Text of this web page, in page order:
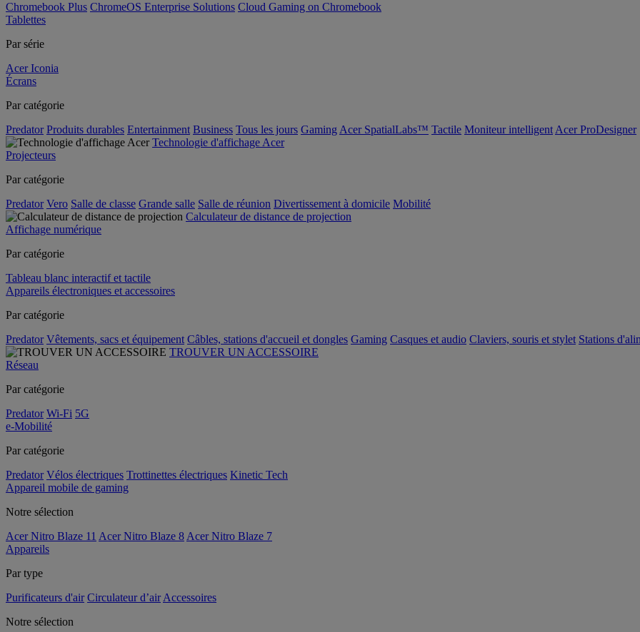
Chromebook Plus ChromeOS Enterprise Solutions Cloud Gaming on Chromebook
Tablettes
Par série
Acer Iconia
Écrans
Par catégorie
Predator Produits durables Entertainment Business Tous les jours Gaming Acer SpatialLabs™ Tactile Moniteur intelligent Acer ProDesigner
Technologie d'affichage Acer
Projecteurs
Par catégorie
Predator Vero Salle de classe Grande salle Salle de réunion Divertissement à domicile Mobilité
Calculateur de distance de projection
Affichage numérique
Par catégorie
Tableau blanc interactif et tactile
Appareils électroniques et accessoires
Par catégorie
Predator Vêtements, sacs et équipement Câbles, stations d'accueil et dongles Gaming Casques et audio Claviers, souris et stylet Stations
TROUVER UN ACCESSOIRE
Réseau
Par catégorie
Predator Wi-Fi 5G
e-Mobilité
Par catégorie
Predator Vélos électriques Trottinettes électriques Kinetic Tech
Appareil mobile de gaming
Notre sélection
Acer Nitro Blaze 11 Acer Nitro Blaze 8 Acer Nitro Blaze 7
Appareils
Par type
Purificateurs d'air Circulateur d’air Accessoires
Notre sélection